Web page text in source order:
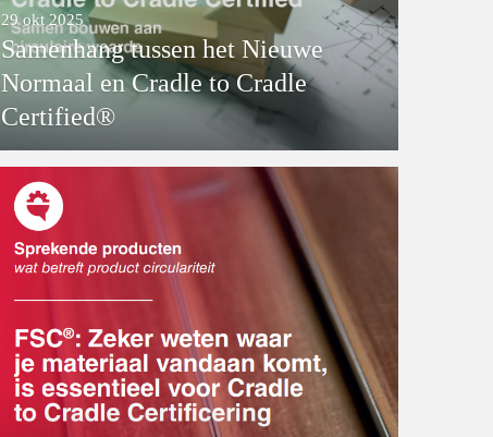
Samenhang tussen het Nieuwe
Normaal en Cradle to Cradle
Certified®
29 okt 2025